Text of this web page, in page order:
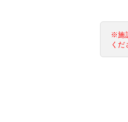
※施
くだ